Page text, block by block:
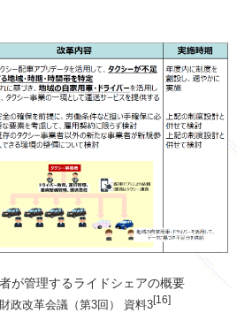
が管理するライドシェアの概要
政改革会議（第3回） 資料3[16]